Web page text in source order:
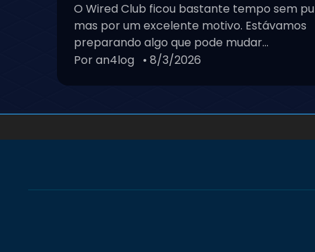
O Wired Club ficou bastante tempo sem
mas por um excelente motivo. Estávamos
preparando algo que pode mudar...
Por an4log • 8/3/2026